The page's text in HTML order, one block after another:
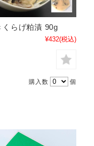
くらげ粕漬 90g
¥432(税込)
購入数 個